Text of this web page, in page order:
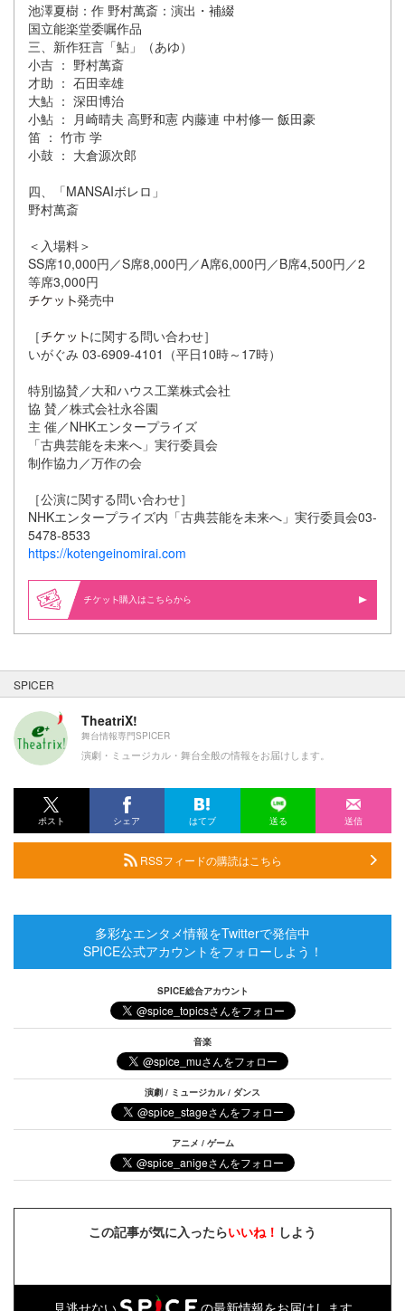
池澤夏樹：作 野村萬斎：演出・補綴
国立能楽堂委嘱作品
三、新作狂言「鮎」（あゆ）
小吉 ： 野村萬斎
才助 ： 石田幸雄
大鮎 ： 深田博治
小鮎 ： 月崎晴夫 高野和憲 内藤連 中村修一 飯田豪
笛 ： 竹市 学
小鼓 ： 大倉源次郎
四、「MANSAIボレロ」
野村萬斎
＜入場料＞
SS席10,000円／S席8,000円／A席6,000円／B席4,500円／2
等席3,000円
発売中
［
に関する問い合わせ］
いがぐみ 03‐6909‐4101（平日10時～17時）
特別協賛／大和ハウス工業株式会社
協 賛／株式会社永谷園
主 催／NHKエンタープライズ
「古典芸能を未来へ」実行委員会
制作協力／万作の会
［公演に関する問い合わせ］
NHKエンタープライズ内「古典芸能を未来へ」実行委員会03‐
5478‐8533
https://kotengeinomirai.com
購入はこちらから
SPICER
TheatriX!
舞台情報専門SPICER
演劇・ミュージカル・舞台全般の情報をお届けします。
ポスト シェア はてブ 送る 送信
RSSフィードの購読はこちら
多彩なエンタメ情報をTwitterで発信中
SPICE公式アカウントをフォローしよう！
SPICE総合アカウント
音楽
演劇 / ミュージカル / ダンス
アニメ / ゲーム
この記事が気に入ったらいいね！ しよう